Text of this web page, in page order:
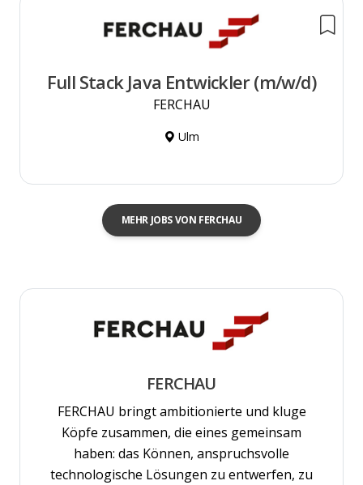
Full Stack Java Entwickler (m/w/d)
FERCHAU
Ulm
MEHR JOBS VON FERCHAU
FERCHAU
FERCHAU bringt ambitionierte und kluge
Köpfe zusammen, die eines gemeinsam
haben: das Können, anspruchsvolle
technologische Lösungen zu entwerfen, zu